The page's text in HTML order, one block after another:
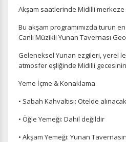
Çerez
Daha fazla bilgi için KVKK
gizlilik koşullarınıinceleyebilirsiniz.
Akşam saatlerinde Midilli
Bu akşam programımızda turun
Canlı Müzikli Yunan Tavernası
Geleneksel Yunan ezgileri, yerel
atmosfer eşliğinde Midilli gecesinin
Yeme İçme & Konaklama
• Sabah Kahvaltısı: Otelde
• Öğle Yemeği: Dahil değildir
• Akşam Yemeği: Yunan